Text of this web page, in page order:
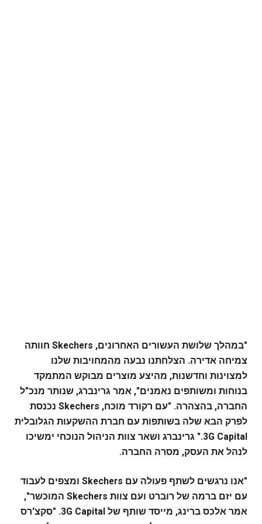
"במהלך שלושת העשורים האחרונים, Skechers חוותה
צמיחה אדירה. הצלחתנו נבעה מהמחויבות שלנו
למצוינות וחדשנות, מהיצע מוצרים מבוקש המתמקד
בנוחות ומשותפים נאמנים", אמר גרינברג, שנותר מנכ"ל
החברה, בהצהרה. "עם רקורד מוכח, Skechers נכנסת
לפרק הבא שלה בשותפות עם חברת ההשקעות הגלובלית
3G Capital." גרינברג ושאר צוות הניהול הנוכחי ימשיכו
לנהל את העסק, מסרה החברה.
"אנו נרגשים לשתף פעולה עם Skechers ומצפים לעבוד
עם יזם ברמה של רוברט ועם צוות Skechers המוכשר",
אמר אלכס ברינג, מייסד שותף של 3G Capital. "סקצ'רס